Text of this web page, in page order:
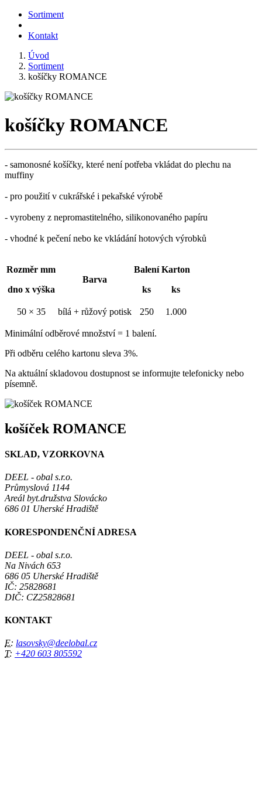
Sortiment
Kontakt
Úvod
Sortiment
košíčky ROMANCE
košíčky ROMANCE
- samonosné košíčky, které není potřeba vkládat do plechu na
muffiny
- pro použití v cukrářské i pekařské výrobě
- vyrobeny z nepromastitelného, silikonovaného papíru
- vhodné k pečení nebo ke vkládání hotových výrobků
Rozměr mm
dno x výška
Barva
Balení
ks
Karton
ks
50 × 35 bílá + růžový potisk 250 1.000
Minimální odběrové množství = 1 balení.
Při odběru celého kartonu sleva 3%.
Na aktuální skladovou dostupnost se informujte telefonicky nebo
písemně.
košíček ROMANCE
SKLAD, VZORKOVNA
DEEL - obal s.r.o.
Průmyslová 1144
Areál byt.družstva Slovácko
686 01 Uherské Hradiště
KORESPONDENČNÍ ADRESA
DEEL - obal s.r.o.
Na Nivách 653
686 05 Uherské Hradiště
IČ: 25828681
DIČ: CZ25828681
KONTAKT
E: lasovsky@deelobal.cz
T: +420 603 805592